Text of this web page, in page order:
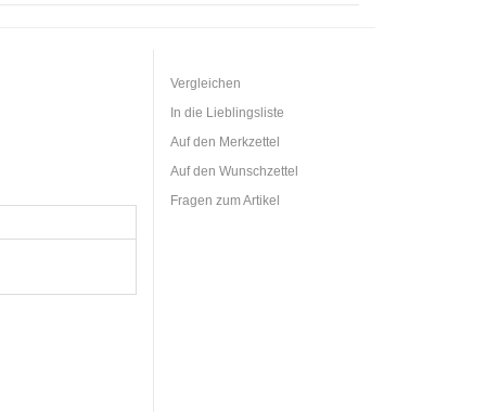
Vergleichen
In die Lieblingsliste
Auf den Merkzettel
Auf den Wunschzettel
Fragen zum Artikel